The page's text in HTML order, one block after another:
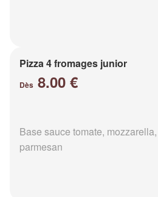
Pizza 4 fromages junior
Dès 8.00 €
Base sauce tomate,
parmesan